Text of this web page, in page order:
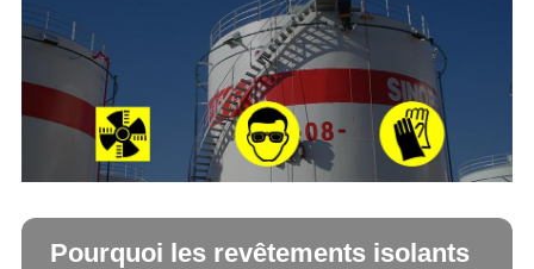
Pourquoi les revêtements isolants